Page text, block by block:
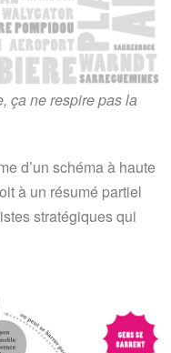
ça ne respire pas la
d’un schéma à haute
à un résumé partiel
stratégiques qui